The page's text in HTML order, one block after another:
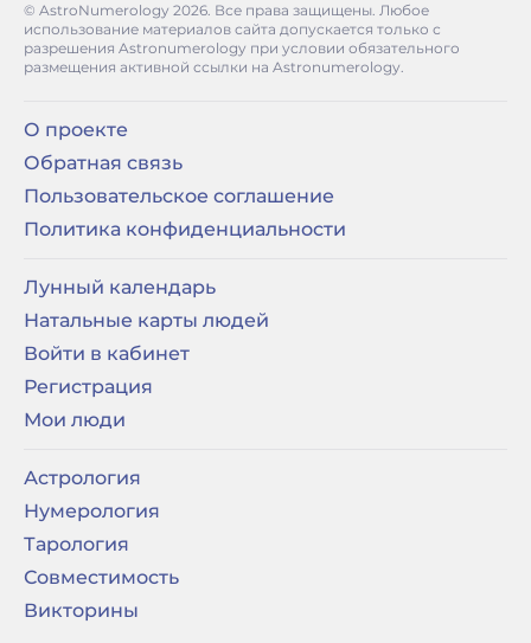
© AstroNumerology 2026. Все права защищены. Любое
использование материалов сайта допускается только с
разрешения Astronumerology при условии обязательного
размещения активной ссылки на Astronumerology.
О проекте
Обратная связь
Пользовательское соглашение
Политика конфиденциальности
Лунный календарь
Натальные карты людей
Войти в кабинет
Регистрация
Мои люди
Астрология
Нумерология
Тарология
Совместимость
Викторины